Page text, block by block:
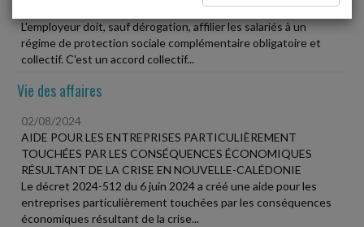
L'employeur doit, sauf dérogation, affilier les salariés à un
régime de protection sociale complémentaire obligatoire et
collectif. C'est un accord collectif...
Vie des affaires
02/08/2024
AIDE POUR LES ENTREPRISES PARTICULIÈREMENT
TOUCHÉES PAR LES CONSÉQUENCES ÉCONOMIQUES
RÉSULTANT DE LA CRISE EN NOUVELLE-CALÉDONIE
Le décret 2024-512 du 6 juin 2024 a créé une aide pour les
entreprises particulièrement touchées par les conséquences
économiques résultant de la crise...